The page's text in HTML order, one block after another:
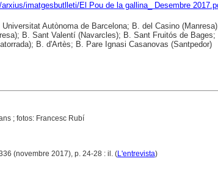
imatgesbutlleti/El Pou de la gallina_ Desembre
Autònoma de Barcelona; B. del Casino
B. Sant Valentí (Navarcles); B. Sant Fruitós de Bages;
B. d'Artès; B. Pare Ignasi Casanovas (Santpedor)
; fotos: Francesc Rubí
(novembre 2017), p. 24-28 : il. (L'entrevista)